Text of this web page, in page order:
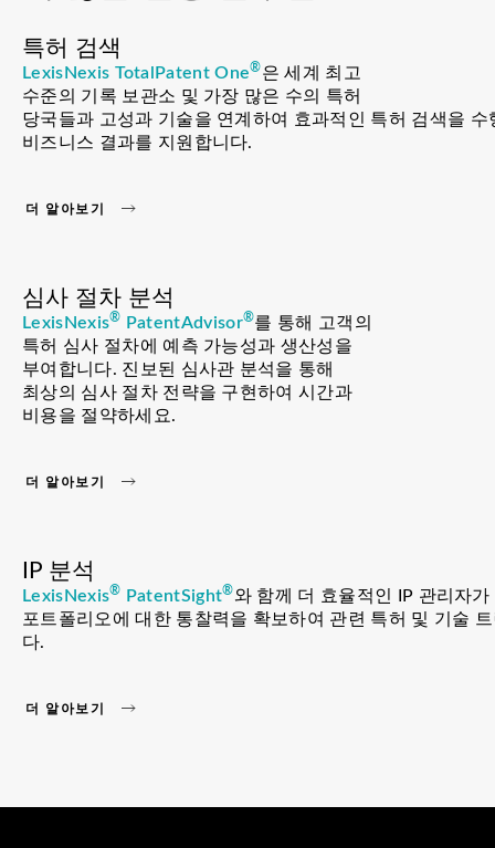
특허 검색
LexisNexis TotalPatent One®은 세계 최고
수준의 기록 보관소 및 가장 많은 수의 특허
당국들과 고성과 기술을 연계하여 효과적인 특허 검색을
비즈니스 결과를 지원합니다.
더 알아보기
심사 절차 분석
LexisNexis® PatentAdvisor®를 통해 고객의
특허 심사 절차에 예측 가능성과 생산성을
부여합니다. 진보된 심사관 분석을 통해
최상의 심사 절차 전략을 구현하여 시간과
비용을 절약하세요.
더 알아보기
IP 분석
LexisNexis® PatentSight®와 함께 더 효율적인 IP 관리자
포트폴리오에 대한 통찰력을 확보하여 관련 특허 및 기술
다.
더 알아보기